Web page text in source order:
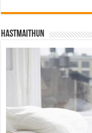
Hastmaithun